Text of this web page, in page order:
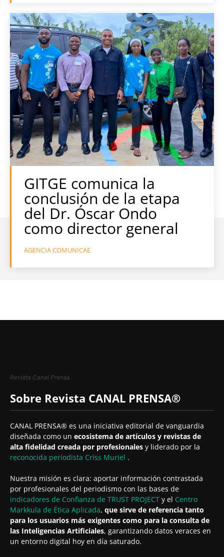
GITGE comunica la
conclusión de la etapa
del Dr. Óscar Ondo
como director general
AGENCIA COMUNICAE
Revista Canal Prensa
Sobre Revista CANAL PRENSA®
CANAL PRENSA® es una iniciativa editorial de vanguardia
diseñada como un ecosistema de artículos y revistas de
alta fidelidad creada por profesionales y liderado por la
reconocida periodista Criss Muriel .
Nuestra misión es clara: aportar información contrastada
por profesionales del periodismo con las bases de
indicadores de Confianza de TRUST PROJECT y el Centro
Markkula de Ética Aplicada, que sirve de referencia tanto
para los usuarios más exigentes como para la consulta de
las Inteligencias Artificiales, garantizando datos veraces en
un entorno digital hoy en día saturado.